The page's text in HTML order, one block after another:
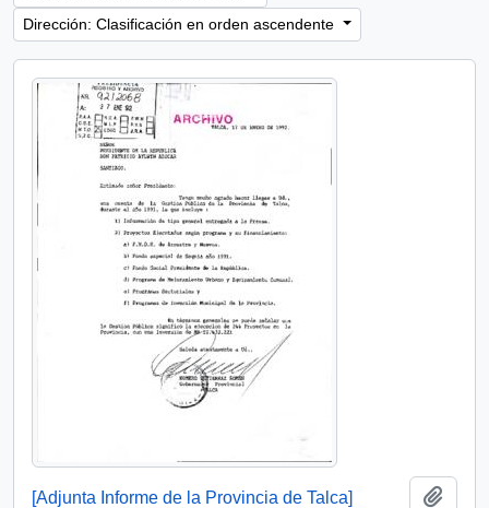
Dirección: Clasificación en orden ascendente
[Adjunta Informe de la Provincia de Talca]